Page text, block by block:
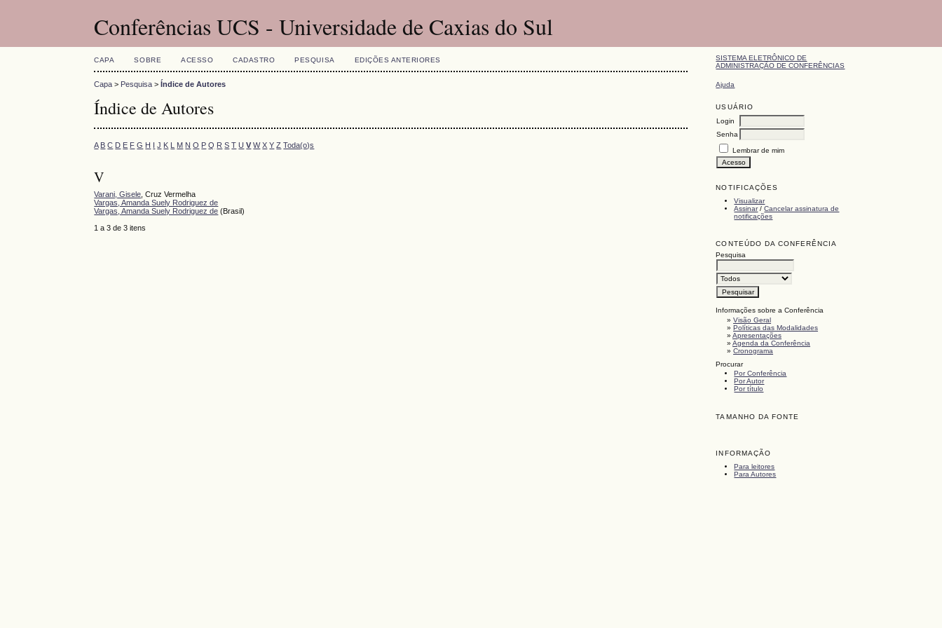
Conferências UCS - Universidade de Caxias do Sul
SISTEMA ELETRÔNICO DE
ADMINISTRAÇÃO DE CONFERÊNCIAS
Ajuda
USUÁRIO
Login
Senha
Lembrar de mim
NOTIFICAÇÕES
Visualizar
Assinar/Cancelar assinatura de
notificações
CONTEÚDO DA CONFERÊNCIA
Pesquisa
Informações sobre a Conferência
»Visão Geral
»Políticas das Modalidades
»Apresentações
»Agenda da Conferência
»Cronograma
Procurar
Por Conferência
Por Autor
Por título
TAMANHO DA FONTE
INFORMAÇÃO
Para leitores
Para Autores
CAPA SOBRE ACESSO CADASTRO PESQUISA EDIÇÕES ANTERIORES
Capa > Pesquisa >Índice de Autores
Índice de Autores
A B C D E F G H I J K L M N O P Q R S T U V W X Y Z Toda(o)s
V
Varani, Gisele , Cruz Vermelha
Vargas, Amanda Suely Rodriguez de
Vargas, Amanda Suely Rodriguez de (Brasil)
1 a 3 de 3 itens